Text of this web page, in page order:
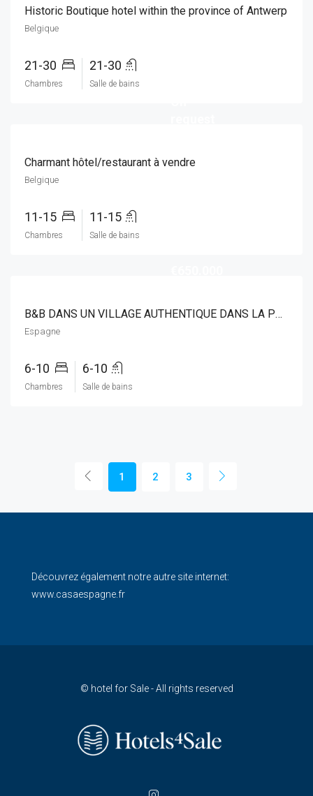
Historic Boutique hotel within the province of Antwerp
Belgique
21-30
Chambres
21-30
Salle de bains
Charmant hôtel/restaurant à vendre
Belgique
11-15
Chambres
11-15
Salle de bains
B&B DANS UN VILLAGE AUTHENTIQUE DANS LA PROVINCE DE ALICANTE
Espagne
6-10
Chambres
6-10
Salle de bains
1 2 3
Découvrez également notre autre site internet:
www.casaespagne.fr
© hotel for Sale - All rights reserved